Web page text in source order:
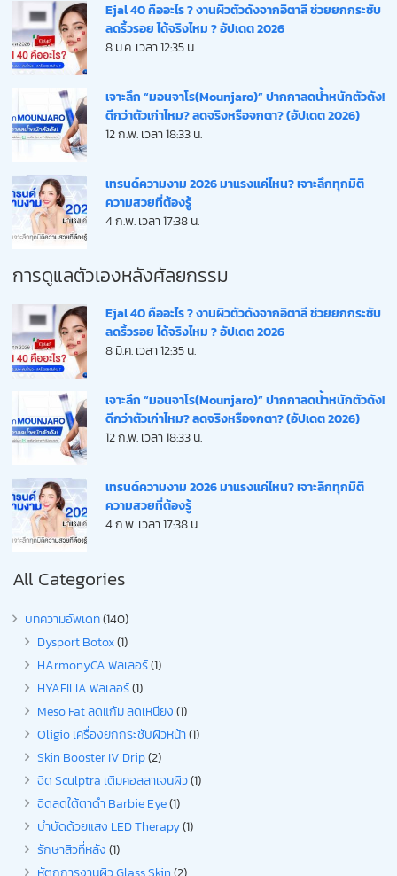
Ejal 40 คืออะไร ? งานผิวตัวดังจากอิตาลี ช่วยยกกระชับ
ลดริ้วรอย ได้จริงไหม ? อัปเดต 2026
8 มี.ค. เวลา 12:35 น.
เจาะลึก “มอนจาโร(Mounjaro)” ปากกาลดน้ำหนักตัวดัง!
ดีกว่าตัวเก่าไหม? ลดจริงหรือจกตา? (อัปเดต 2026)
12 ก.พ. เวลา 18:33 น.
เทรนด์ความงาม 2026 มาแรงแค่ไหน? เจาะลึกทุกมิติ
ความสวยที่ต้องรู้
4 ก.พ. เวลา 17:38 น.
การดูแลตัวเองหลังศัลยกรรม
Ejal 40 คืออะไร ? งานผิวตัวดังจากอิตาลี ช่วยยกกระชับ
ลดริ้วรอย ได้จริงไหม ? อัปเดต 2026
8 มี.ค. เวลา 12:35 น.
เจาะลึก “มอนจาโร(Mounjaro)” ปากกาลดน้ำหนักตัวดัง!
ดีกว่าตัวเก่าไหม? ลดจริงหรือจกตา? (อัปเดต 2026)
12 ก.พ. เวลา 18:33 น.
เทรนด์ความงาม 2026 มาแรงแค่ไหน? เจาะลึกทุกมิติ
ความสวยที่ต้องรู้
4 ก.พ. เวลา 17:38 น.
All Categories
บทความอัพเดท(140)
Dysport Botox(1)
HArmonyCA ฟิลเลอร์(1)
HYAFILIA ฟิลเลอร์(1)
Meso Fat ลดแก้ม ลดเหนียง(1)
Oligio เครื่องยกกระชับผิวหน้า(1)
Skin Booster IV Drip(2)
ฉีด Sculptra เติมคอลลาเจนผิว(1)
ฉีดลดใต้ตาดำ Barbie Eye(1)
บำบัดด้วยแสง LED Therapy(1)
รักษาสิวที่หลัง(1)